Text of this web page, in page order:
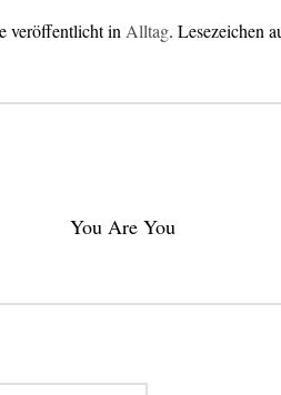
veröffentlicht in Alltag. Lesezeichen
You Are You